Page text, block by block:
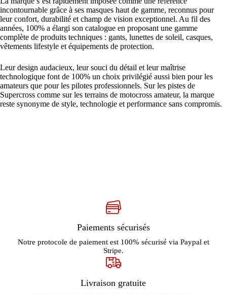
incontournable grâce à ses masques haut de gamme, reconnus pour
leur confort, durabilité et champ de vision exceptionnel. Au fil des
années, 100% a élargi son catalogue en proposant une gamme
complète de produits techniques : gants, lunettes de soleil, casques,
vêtements lifestyle et équipements de protection.
Leur design audacieux, leur souci du détail et leur maîtrise
technologique font de 100% un choix privilégié aussi bien pour les
amateurs que pour les pilotes professionnels. Sur les pistes de
Supercross comme sur les terrains de motocross amateur, la marque
reste synonyme de style, technologie et performance sans compromis.
Paiements sécurisés
Notre protocole de paiement est 100% sécurisé via Paypal et
Stripe.
Livraison gratuite